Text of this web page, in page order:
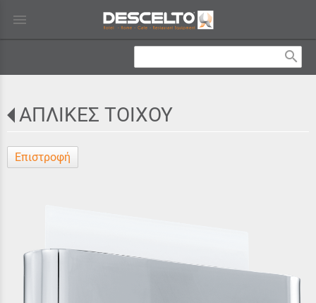
menu
search
ΑΠΛΙΚΕΣ ΤΟΙΧΟΥ
Επιστροφή